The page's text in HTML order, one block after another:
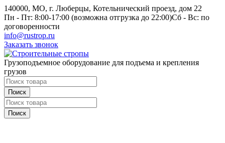
140000, МО, г. Люберцы, Котельнический проезд, дом 22
Пн - Пт: 8:00-17:00 (возможна отгрузка до 22:00)Сб - Вс: по
договоренности
info@rustrop.ru
Заказать звонок
Грузоподъемное оборудование для подъема и крепления
грузов
Поиск
Поиск